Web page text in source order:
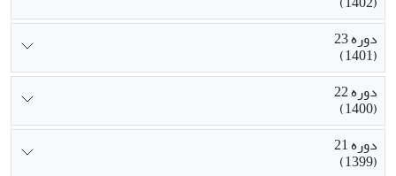
دوره 23
(1401)
دوره 22
(1400)
دوره 21
(1399)